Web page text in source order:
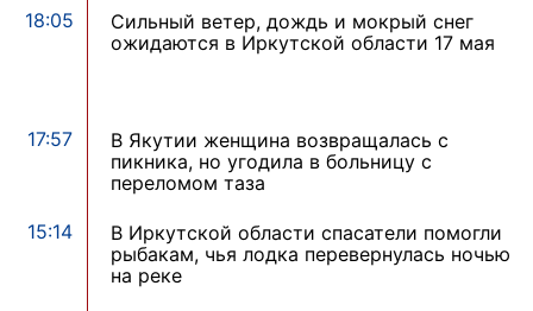
18:05
Сильный ветер, дождь и мокрый снег
ожидаются в Иркутской области 17 мая
17:57
В Якутии женщина возвращалась с
пикника, но угодила в больницу с
переломом таза
15:14
В Иркутской области спасатели помогли
рыбакам, чья лодка перевернулась ночью
на реке